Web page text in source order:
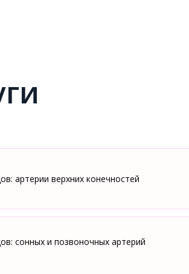
артерии верхних конечностей
сонных и позвоночных артерий